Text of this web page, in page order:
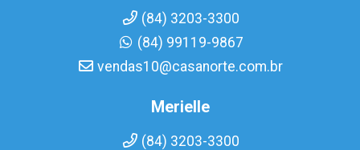
(84) 3203-3300
(84) 99119-9867
vendas10@casanorte.com.br
Merielle
(84) 3203-3300